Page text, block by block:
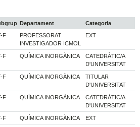
Departament
Categoria
F
PROFESSORAT
INVESTIGADOR ICMOL
EXT
F QUÍMICA INORGÀNICA
CATEDRÀTIC/A
D'UNIVERSITAT
F QUÍMICA INORGÀNICA
TITULAR
D'UNIVERSITAT
F QUÍMICA INORGÀNICA
CATEDRÀTIC/A
D'UNIVERSITAT
F QUÍMICA INORGÀNICA EXT